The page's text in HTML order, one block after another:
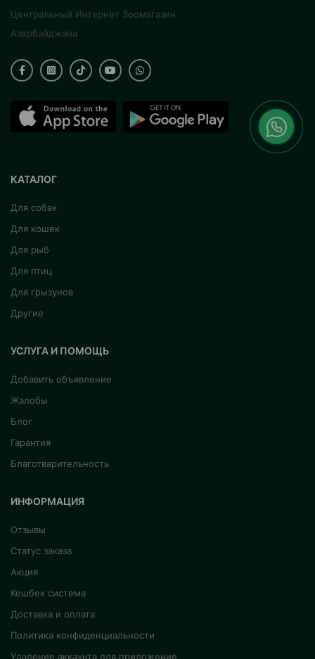
Центральный Интернет Зоомагазин
Азербайджана
КАТАЛОГ
Для собак
Для кошек
Для рыб
Для птиц
Для грызунов
Другие
УСЛУГА И ПОМОЩЬ
Добавить объявление
Жалобы
Блог
Гарантия
Благотварительность
ИНФОРМАЦИЯ
Отзывы
Статус заказа
Акция
Кешбек система
Доставка и оплата
Политика конфиденциальности
Удаление аккаунта для приложение